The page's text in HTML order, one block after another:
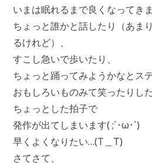
いまは眠れるまで良くなってきま
ちょっと誰かと話したり（あま
るけれど）、
すこし急いで歩いたり、
ちょっと踊ってみようかなとス
おもしろいものみて笑ったりし
ちょっとした拍子で
発作が出てしまいます( ;´･ω･`)
早くよくなりたい…(T＿T)
さてさて、